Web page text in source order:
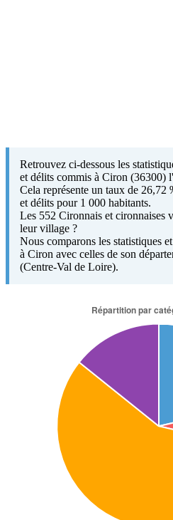
Retrouvez ci-dessous les
et délits commis à Ciron (36300)
Cela représente un taux de
et délits pour 1 000 habitants.
Les 552 Cironnais et cironnaises
leur village ?
Nous comparons les statistiques
à Ciron avec celles de son
(Centre-Val de Loire).